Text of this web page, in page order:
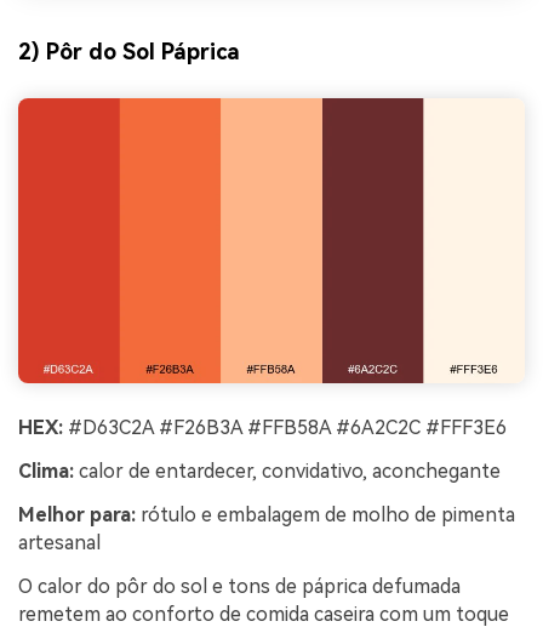
2) Pôr do Sol Páprica
HEX: #D63C2A #F26B3A #FFB58A #6A2C2C #FFF3E6
Clima: calor de entardecer, convidativo, aconchegante
Melhor para: rótulo e embalagem de molho de pimenta
artesanal
O calor do pôr do sol e tons de páprica defumada
remetem ao conforto de comida caseira com um toque